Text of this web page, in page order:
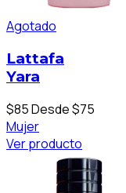
Agotado
Lattafa
Yara
$85Desde $75
Mujer
Ver producto